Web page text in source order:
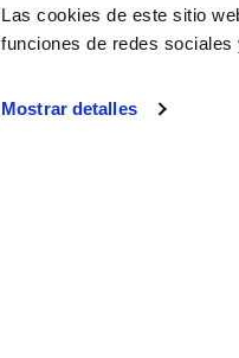
Las cookies de este sitio
funciones de redes
Mostrar detalles